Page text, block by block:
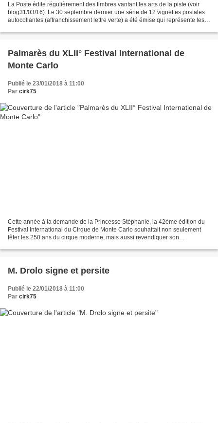
La Poste édite régulièrement des timbres vantant les arts de la piste (voir
blog31/03/16). Le 30 septembre dernier une série de 12 vignettes postales
autocollantes (affranchissement lettre verte) a été émise qui représente les
Palmarès du XLII° Festival International de
Monte Carlo
Publié le 23/01/2018 à 11:00
Par cirk75
Cette année à la demande de la Princesse Stéphanie, la 42ème édition du
Festival International du Cirque de Monte Carlo souhaitait non seulement
fêter les 250 ans du cirque moderne, mais aussi revendiquer son
M. Drolo signe et persite
Publié le 22/01/2018 à 11:00
Par cirk75